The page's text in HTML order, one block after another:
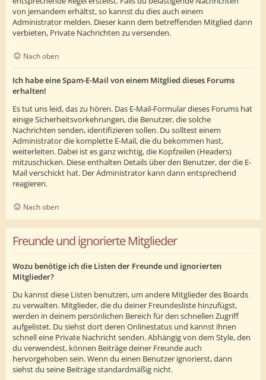
von jemandem erhältst, so kannst du dies auch einem
Administrator melden. Dieser kann dem betreffenden Mitglied dann
verbieten, Private Nachrichten zu versenden.
Nach oben
Ich habe eine Spam-E-Mail von einem Mitglied dieses Forums
erhalten!
Es tut uns leid, das zu hören. Das E-Mail-Formular dieses Forums hat
einige Sicherheitsvorkehrungen, die Benutzer, die solche
Nachrichten senden, identifizieren sollen. Du solltest einem
Administrator die komplette E-Mail, die du bekommen hast,
weiterleiten. Dabei ist es ganz wichtig, die Kopfzeilen (Headers)
mitzuschicken. Diese enthalten Details über den Benutzer, der die E-
Mail verschickt hat. Der Administrator kann dann entsprechend
reagieren.
Nach oben
Freunde und ignorierte Mitglieder
Wozu benötige ich die Listen der Freunde und ignorierten
Mitglieder?
Du kannst diese Listen benutzen, um andere Mitglieder des Boards
zu verwalten. Mitglieder, die du deiner Freundesliste hinzufügst,
werden in deinem persönlichen Bereich für den schnellen Zugriff
aufgelistet. Du siehst dort deren Onlinestatus und kannst ihnen
schnell eine Private Nachricht senden. Abhängig von dem Style, den
du verwendest, können Beiträge deiner Freunde auch
hervorgehoben sein. Wenn du einen Benutzer ignorierst, dann
siehst du seine Beiträge standardmäßig nicht.